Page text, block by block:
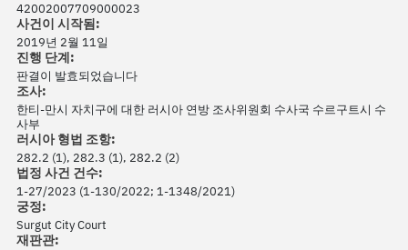
42002007709000023
사건이 시작됨:
2019년 2월 11일
진행 단계:
판결이 발효되었습니다
조사:
한티-만시 자치구에 대한 러시아 연방 조사위원회 수사국 수르구트시 수
사부
러시아 형법 조항:
282.2 (1), 282.3 (1), 282.2 (2)
법정 사건 건수:
1-27/2023 (1-130/2022; 1-1348/2021)
궁정:
Surgut City Court
재판관: